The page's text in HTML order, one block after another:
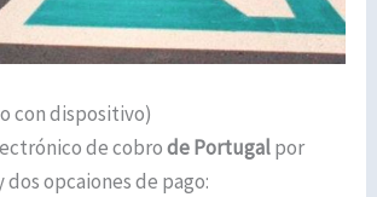
con dispositivo)
de cobrode Portugalpor
dos opcaiones de pago: